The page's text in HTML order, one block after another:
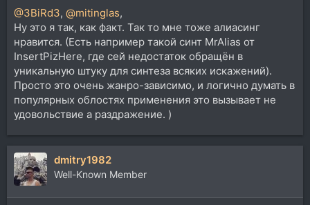
@3BiRd3, @mitinglas,
Ну это я так, как факт. Так то мне тоже алиасинг
нравится. (Есть например такой синт MrAlias от
InsertPizHere, где сей недостаток обращён в
уникальную штуку для синтеза всяких искажений).
Просто это очень жанро-зависимо, и логично думать в
популярных облостях применения это вызывает не
удовольствие а раздражение. )
dmitry1982
Well-Known Member